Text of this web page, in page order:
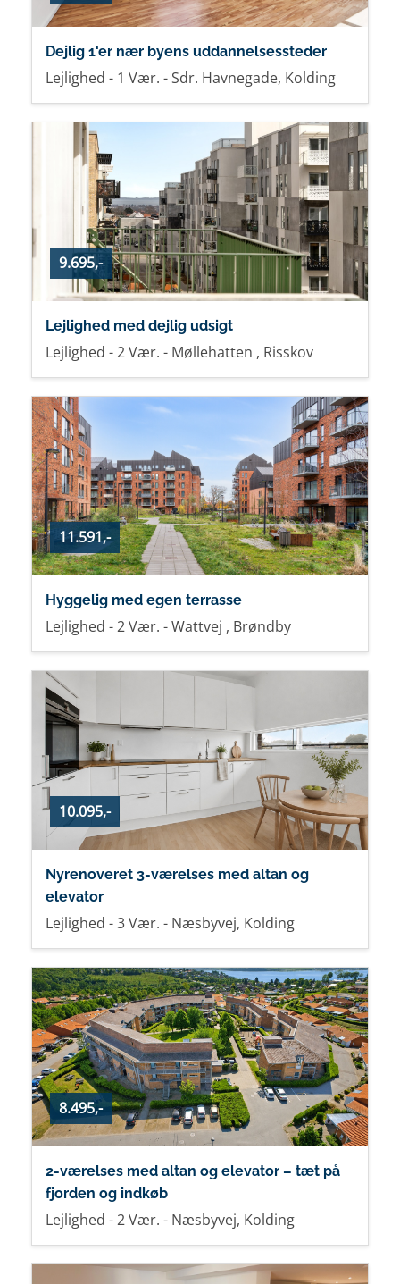
Dejlig 1'er nær byens uddannelsessteder
Lejlighed - 1 Vær. - Sdr. Havnegade, Kolding
9.695,-
Lejlighed med dejlig udsigt
Lejlighed - 2 Vær. - Møllehatten , Risskov
11.591,-
Hyggelig med egen terrasse
Lejlighed - 2 Vær. - Wattvej , Brøndby
10.095,-
Nyrenoveret 3-værelses med altan og
elevator
Lejlighed - 3 Vær. - Næsbyvej, Kolding
8.495,-
2-værelses med altan og elevator – tæt på
fjorden og indkøb
Lejlighed - 2 Vær. - Næsbyvej, Kolding